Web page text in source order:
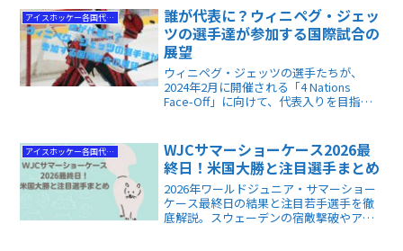
と違う趣とモチベーションあふれる代表
戦は格別です。
アイスホッケー各国代表情報
誰が代表に？ウィニペグ・ジェッ
ツの選手達が参加する国際試合の
展望
ウィニペグ・ジェッツの選手たちが、
2024年2月に開催される「4 Nations
Face-Off」に向けて、代表入りを目指し
における重要なポイントを掘り下げてみ
ましょう。
アイスホッケー各国代表情報
WJCサマーショーケース2026最
終日！米国大勝と注目選手まとめ
2026年ワールドジュニア・サマーショー
ケース最終日の結果と注目若手選手を徹
底解説。スウェーデンの宿敵撃破やアメ